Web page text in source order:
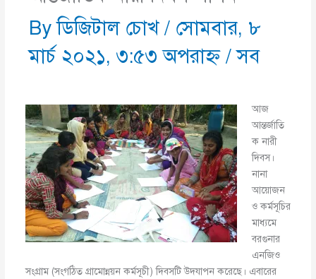
Byডিজিটাল চোখ/ সোমবার, ৮
মার্চ ২০২১, ৩:৫৩ অপরাহ্ণ/সব
আজ
আন্তর্জাতি
ক নারী
দিবস।
নানা
আয়োজন
ও কর্মসূচির
মাধ্যমে
বরগুনার
এনজিও
সংগ্রাম (সংগঠিত গ্রামোন্নয়ন কর্মসূচী) দিবসটি উদযাপন করেছে। এবারের